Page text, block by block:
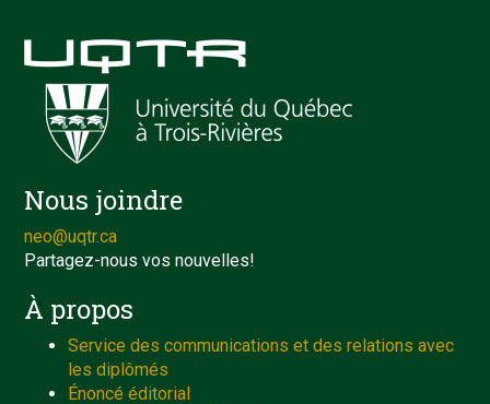
Nous joindre
neo@uqtr.ca
Partagez-nous vos nouvelles!
À propos
Service des communications et des relations avec
les diplômés
Énoncé éditorial